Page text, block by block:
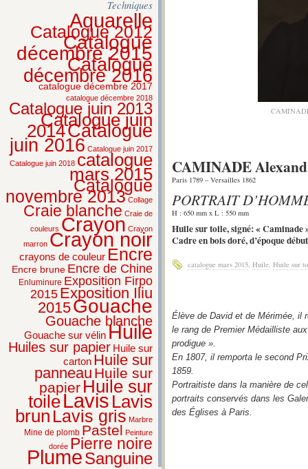
Techniques
Aquarelle
Catalogue 2012
Catalogue
décembre 2015
Catalogue
décembre 2016
catalogue décembre 2017
catalogue décembre 2018
Catalogue juin 2013
Catalogue juin
2014Catalogue
juin 2016 Catalogue juin 2017
Catalogue juin 2018 catalogue
mars 2015
Catalogue
novembre 2013 Collage
Craie blanche Craie de
couleurs Crayon Crayon
marron Crayon noir
crayons de couleur Encre
Encre brune Encre de Chine
Enluminure Exposition Firpo
2015 Exposition Iliu
2015Gouache
Gouache blanche
Gouache sur vélinHuile
Huiles sur papier Huile sur
carton Huile sur
panneau Huile sur
papier Huile sur
toileLavis Lavis
brun Lavis gris Marbre
Mine de plomb Pastel Peinture
dorée Pierre noire
PlumeSanguine
CAMINADE
Paris 1789 – Versailles 1862
PORTRAIT
H : 650 mm x L : 550 mm
Huile sur toile, signé: « Caminade
Cadre en bois doré, d’époque
catalogue mars 2015 Huile Huile sur
Élève de David et de Mérimée, il
le rang de Premier Médailliste
prodigue ».
En 1807, il remporta le second
1859.
Portraitiste dans la manière de
portraits conservés dans les
des Églises à Paris.